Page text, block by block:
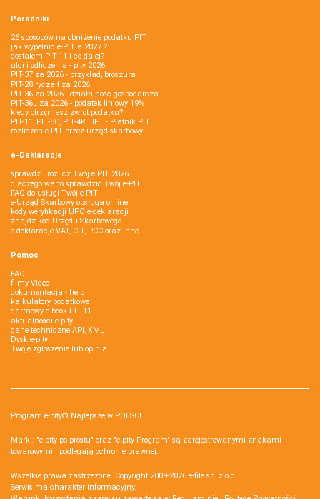
Poradniki
26 sposobów na obniżenie podatku PIT
jak wypełnić e-PIT'a 2027 ?
dostałem PIT-11 i co dalej?
ulgi i odliczenia - pity 2026
PIT-37 za 2026 - przykład, broszura
PIT-28 ryczałt za 2026
PIT-36 za 2026 - działalność gospodarcza
PIT-36L za 2026 - podatek liniowy 19%
kiedy otrzymasz zwrot podatku?
PIT-11, PIT-8C, PIT-4R i IFT - Płatnik PIT
rozliczenie PIT przez urząd skarbowy
e-Deklaracje
sprawdź i rozlicz Twój e PIT 2026
dlaczego warto sprawdzić Twój e-PIT
FAQ do usługi Twój e-PIT
e-Urząd Skarbowy obsługa online
kody weryfikacji UPO e-deklaracji
znajdź kod Urzędu Skarbowego
e-deklaracje VAT, CIT, PCC oraz inne
Pomoc
FAQ
filmy Video
dokumentacja - help
kalkulatory podatkowe
darmowy e-book PIT-11
aktualności e-pity
dane techniczne API, XML
Dysk e-pity
Twoje zgłoszenie lub opinia
Program e-pity® Najlepsze w POLSCE.
Marki: "e-pity po prostu" oraz "e-pity Program" są zarejestrowanymi znakami
towarowymi i podlegają ochronie prawnej.
Wszelkie prawa zastrzeżone. Copyright 2009-2026 e-file sp. z o.o.
Serwis ma charakter informacyjny.